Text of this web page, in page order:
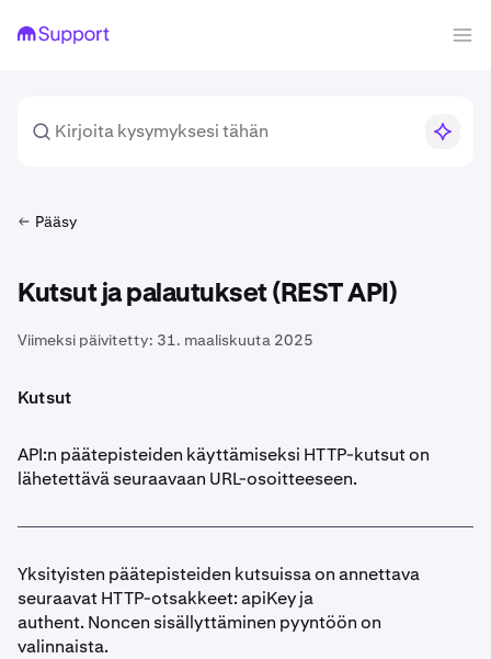
Pääsy
Kutsut ja palautukset (REST API)
Viimeksi päivitetty: 31. maaliskuuta 2025
Kutsut
API:n päätepisteiden käyttämiseksi HTTP-kutsut on
lähetettävä seuraavaan URL-osoitteeseen.
Yksityisten päätepisteiden kutsuissa on annettava
seuraavat HTTP-otsakkeet: apiKey ja
authent. Noncen sisällyttäminen pyyntöön on
valinnaista.